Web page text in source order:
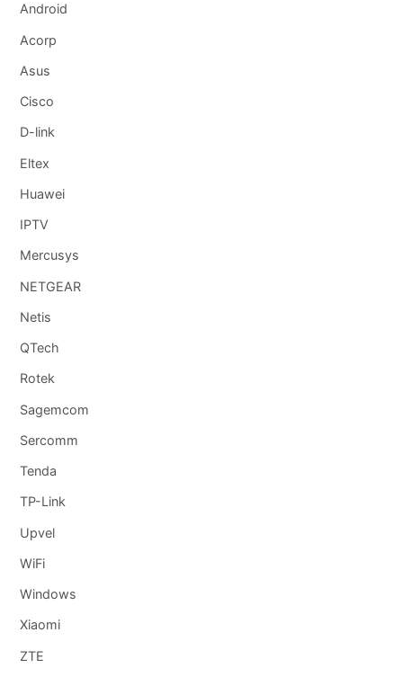
Android
Acorp
Asus
Cisco
D-link
Eltex
Huawei
IPTV
Mercusys
NETGEAR
Netis
QTech
Rotek
Sagemcom
Sercomm
Tenda
TP-Link
Upvel
WiFi
Windows
Xiaomi
ZTE